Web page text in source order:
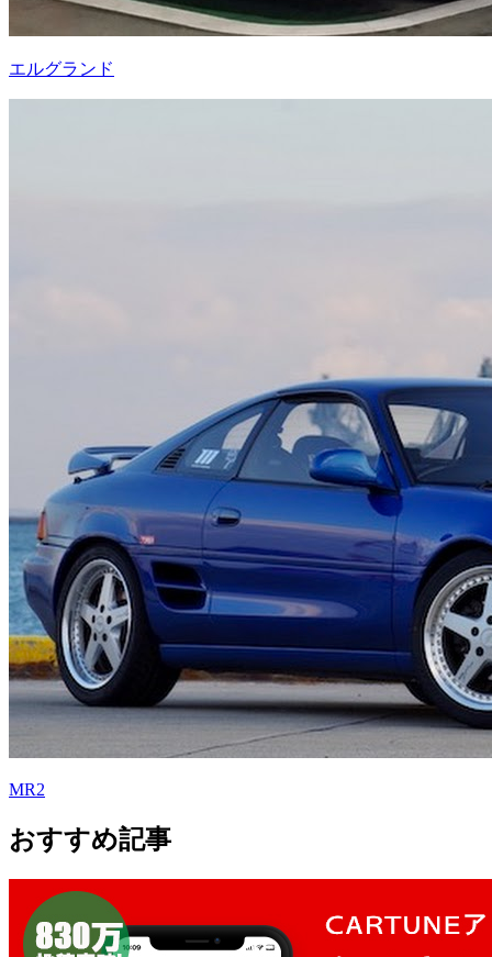
エルグランド
MR2
おすすめ記事